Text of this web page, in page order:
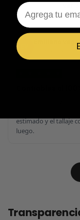
Emiliano Vega
Reseña en
estimado y el tallaje
luego.
Email